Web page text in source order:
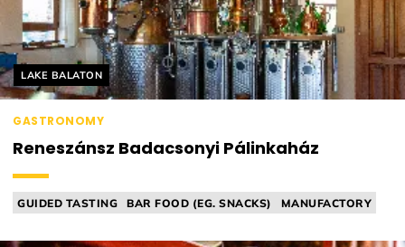
Helyszín címkék:
LAKE BALATON
GASTRONOMY
Reneszánsz Badacsonyi Pálinkaház
GUIDED TASTING BAR FOOD (EG. SNACKS) MANUFACTORY